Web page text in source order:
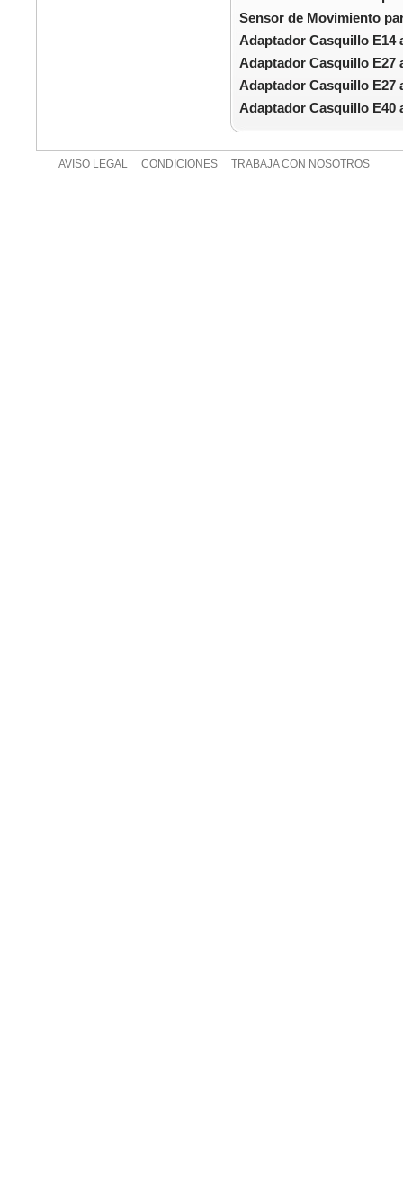
Sensor de Movimiento
Adaptador Casquillo E14
Adaptador Casquillo E27
Adaptador Casquillo E27
Adaptador Casquillo E40
AVISO LEGAL CONDICIONES TRABAJA CON NOSOTROS